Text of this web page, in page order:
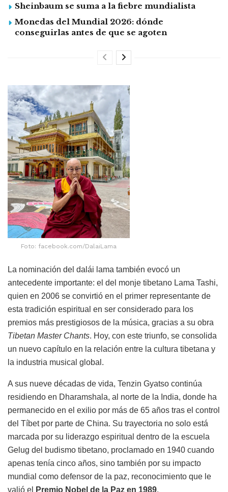
Sheinbaum se suma a la fiebre mundialista
Monedas del Mundial 2026: dónde
conseguirlas antes de que se agoten
Foto: facebook.com/DalaiLama
La nominación del dalái lama también evocó un
antecedente importante: el del monje tibetano Lama Tashi,
quien en 2006 se convirtió en el primer representante de
esta tradición espiritual en ser considerado para los
premios más prestigiosos de la música, gracias a su obra
Tibetan Master Chants. Hoy, con este triunfo, se consolida
un nuevo capítulo en la relación entre la cultura tibetana y
la industria musical global.
A sus nueve décadas de vida, Tenzin Gyatso continúa
residiendo en Dharamshala, al norte de la India, donde ha
permanecido en el exilio por más de 65 años tras el control
del Tíbet por parte de China. Su trayectoria no solo está
marcada por su liderazgo espiritual dentro de la escuela
Gelug del budismo tibetano, proclamado en 1940 cuando
apenas tenía cinco años, sino también por su impacto
mundial como defensor de la paz, reconocimiento que le
valió el
Premio Nobel de la Paz en 1989.